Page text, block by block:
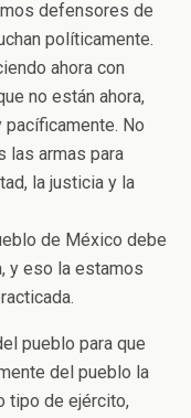
defensores de
políticamente.
ahora con
no están ahora,
No
las armas para
la justicia y la
de México debe
y eso la estamos
pueblo para que
del pueblo la
tipo de ejército,